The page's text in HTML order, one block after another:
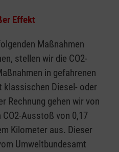
Effekt
Maßnahmen
stellen wir die CO2-
in gefahrenen
Diesel- oder
Rechnung gehen wir von
Ausstoß von 0,17
Kilometer aus. Dieser
Umweltbundesamt